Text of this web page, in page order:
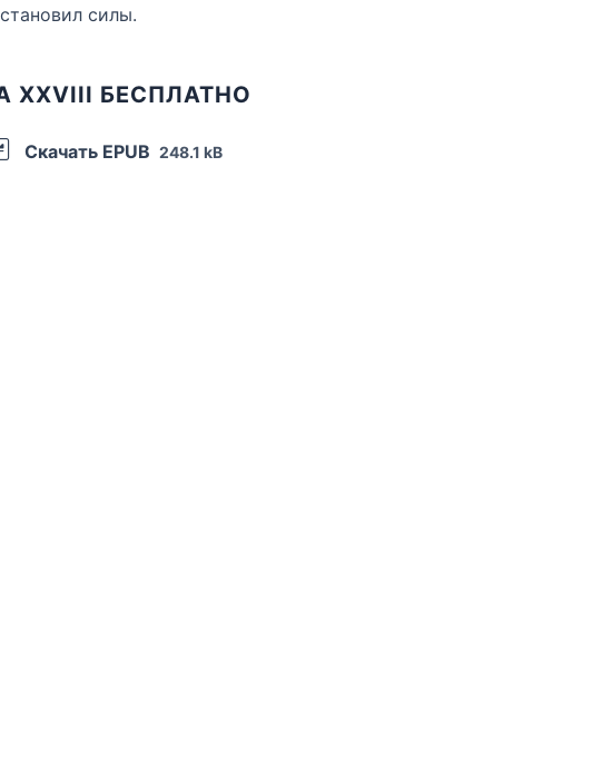
силы.
XXVIII БЕСПЛАТНО
Скачать EPUB 248.1 kB